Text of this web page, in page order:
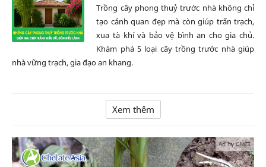
Trồng cây phong thuỷ trước nhà không chỉ
tạo cảnh quan đẹp mà còn giúp trấn trạch,
xua tà khí và bảo vệ bình an cho gia chủ.
Khám phá 5 loại cây trồng trước nhà giúp
nhà vững trạch, gia đạo an khang.
Xem thêm
Ad by CNCT